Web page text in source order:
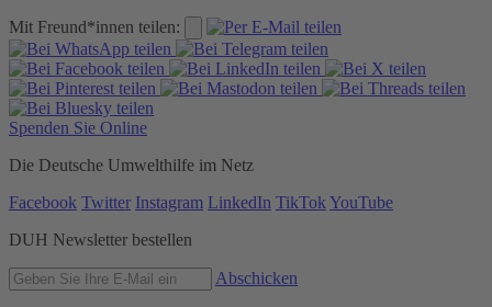
Mit Freund*innen teilen:
Spenden Sie Online
Die Deutsche Umwelthilfe im Netz
Facebook Twitter Instagram LinkedIn TikTokYouTube
DUH Newsletter bestellen
Abschicken